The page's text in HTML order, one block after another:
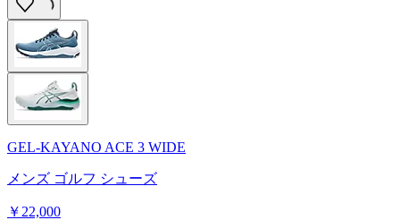
GEL-KAYANO ACE 3 WIDE
メンズ ゴルフ シューズ
￥22,000